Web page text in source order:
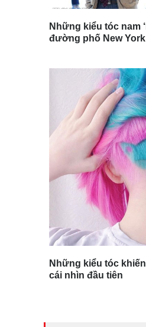
Những kiểu tóc nam
đường phố New York
Những kiểu tóc
cái nhìn đầu tiên